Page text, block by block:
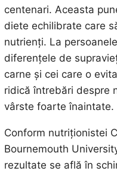
centenari. Aceasta
diete echilibrate care
nutrienți. La
diferențele de
carne și cei care o
ridică întrebări despre
vârste foarte înaintate.
Conform nutriționistei
Bournemouth
rezultate se află în